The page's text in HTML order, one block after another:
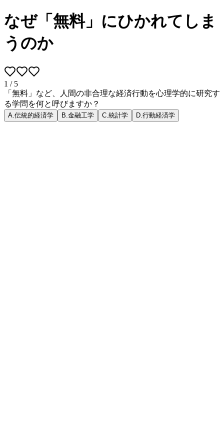
なぜ「無料」にひかれてしま
うのか
1 / 5
「無料」など、人間の非合理な経済行動を心理学的に研究す
る学問を何と呼びますか？
A 伝統的経済学 B 金融工学 C 統計学 D 行動経済学